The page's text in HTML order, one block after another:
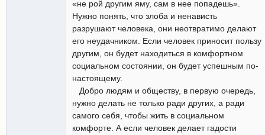
«не рой другим яму, сам в нее попадешь».
Нужно понять, что злоба и ненависть
разрушают человека, они неотвратимо делают
его неудачником. Если человек приносит пользу
другим, он будет находиться в комфортном
социальном состоянии, он будет успешным по-
настоящему.
Добро людям и обществу, в первую очередь,
нужно делать не только ради других, а ради
самого себя, чтобы жить в социальном
комфорте. А если человек делает гадости